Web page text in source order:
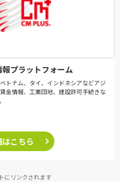
プラットフォーム
トナム、タイ、インドネシアなどアジ
金情報、工業団地、建設許可手続きな
こちら
にリンクされます